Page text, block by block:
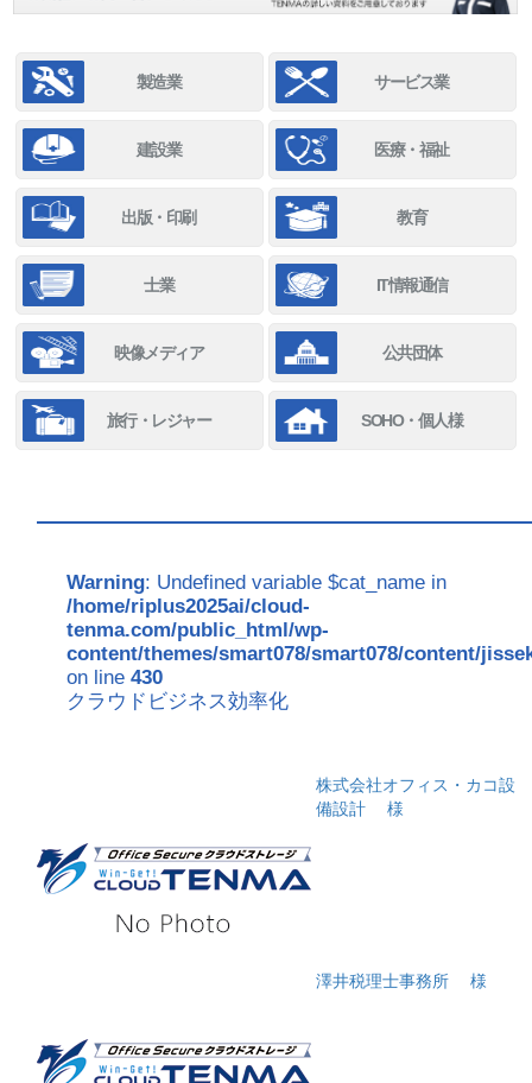
製造業 サービス業
建設業 医療・福祉
出版・印刷 教育
士業 IT情報通信
映像メディア 公共団体
旅行・レジャー SOHO・個人様
Warning: Undefined variable $cat_name in
/home/riplus2025ai/cloud-
tenma.com/public_html/wp-
content/themes/smart078/smart078/content/
on line430
クラウドビジネス効率化
株式会社オフィス・カコ設
備設計
様
澤井税理士事務所 様